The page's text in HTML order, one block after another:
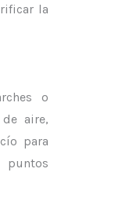
la
o
aire,
para